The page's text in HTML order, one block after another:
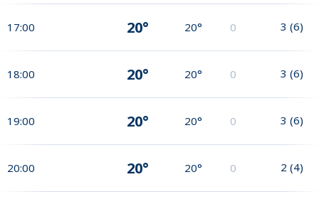
17:00 20° 20° 0 3 (6)
18:00 20° 20° 0 3 (6)
19:00 20° 20° 0 3 (6)
20:00 20° 20° 0 2 (4)